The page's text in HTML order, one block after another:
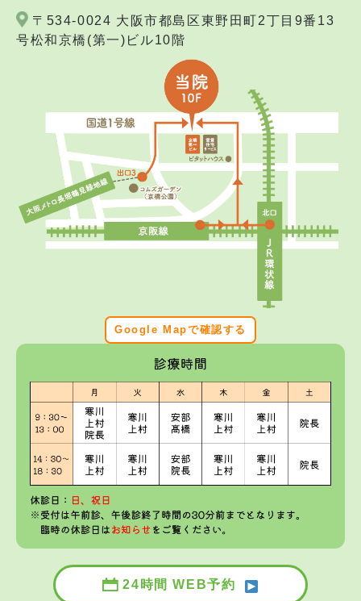
〒534-0024 大阪市都島区東野田町2丁目9番13
号松和京橋(第一)ビル10階
Google Mapで確認する
24時間 WEB予約